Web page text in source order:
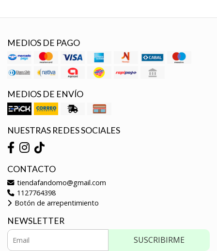
MEDIOS DE PAGO
MEDIOS DE ENVÍO
NUESTRAS REDES SOCIALES
CONTACTO
tiendafandomo@gmail.com
1127764398
Botón de arrepentimiento
NEWSLETTER
SUSCRIBIRME